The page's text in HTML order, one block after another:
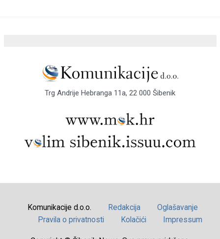
Trg Andrije Hebranga 11a, 22 000 Šibenik
Komunikacije d.o.o. Redakcija
Oglašavanje
Pravila o privatnosti
Kolačići Impressum